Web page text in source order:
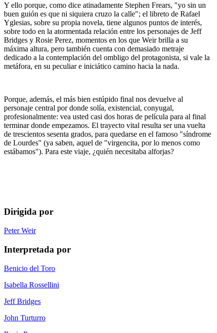
Y ello porque, como dice atinadamente Stephen Frears, "yo sin un
buen guión es que ni siquiera cruzo la calle"; el libreto de Rafael
Yglesias, sobre su propia novela, tiene algunos puntos de interés,
sobre todo en la atormentada relación entre los personajes de Jeff
Bridges y Rosie Perez, momentos en los que Weir brilla a su
máxima altura, pero también cuenta con demasiado metraje
dedicado a la contemplación del ombligo del protagonista, si vale la
metáfora, en su peculiar e iniciático camino hacia la nada.
Porque, además, el más bien estúpido final nos devuelve al
personaje central por donde solía, existencial, conyugal,
profesionalmente: vea usted casi dos horas de película para al final
terminar donde empezamos. El trayecto vital resulta ser una vuelta
de trescientos sesenta grados, para quedarse en el famoso "síndrome
de Lourdes" (ya saben, aquel de "virgencita, por lo menos como
estábamos"). Para este viaje, ¿quién necesitaba alforjas?
Dirigida por
Peter Weir
Interpretada por
Benicio del Toro
Isabella Rossellini
Jeff Bridges
John Turturro